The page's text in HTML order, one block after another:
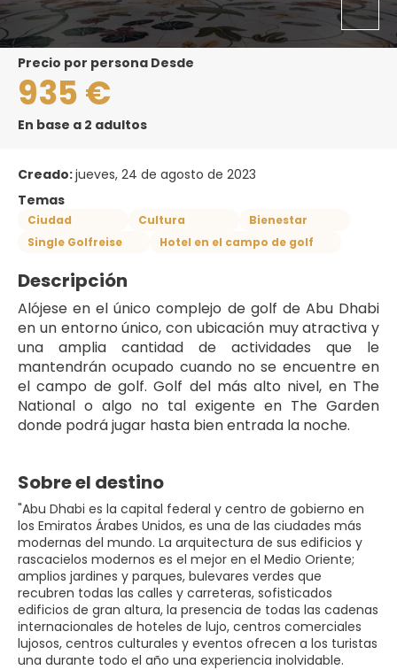
precio por persona Desde
935 €
En base a 2 adultos
Creado:jueves, 24 de agosto de 2023
Temas
Ciudad Cultura
Bienestar
Single Golfreise
Hotel en el campo de golf
Descripción
Alójese en el único complejo de golf de Abu Dhabi
en un entorno único, con ubicación muy atractiva y
una amplia cantidad de actividades que le
mantendrán ocupado cuando no se encuentre en
el campo de golf. Golf del más alto nivel, en The
National o algo no tal exigente en The Garden
donde podrá jugar hasta bien entrada la noche.
Sobre el destino
"Abu Dhabi es la capital federal y centro de gobierno en
los Emiratos Árabes Unidos, es una de las ciudades más
modernas del mundo. La arquitectura de sus edificios y
rascacielos modernos es el mejor en el Medio Oriente;
amplios jardines y parques, bulevares verdes que
recubren todas las calles y carreteras, sofisticados
edificios de gran altura, la presencia de todas las cadenas
internacionales de hoteles de lujo, centros comerciales
lujosos, centros culturales y eventos ofrecen a los turistas
una durante todo el año una experiencia inolvidable.